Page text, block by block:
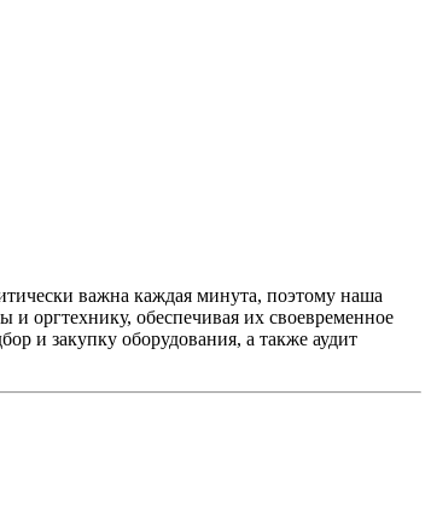
важна каждая минута, поэтому наша
оргтехнику, обеспечивая их своевременное
и закупку оборудования, а также аудит